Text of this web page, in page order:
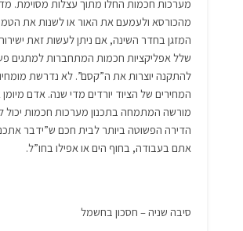
מערכות חכמות החלו מתוך עצלות מסוימת.
מהכורסא ולעמעם את האור או לשנות את
המזגן בחדר השינה, אם ניתן לעשות זאת
שלל אפליקציות חכמות המתחברות למתגים
להתקנה יוצרות את ה”קסם”. לא נדרשת
המחירים של הציוד יורדים מדי שנה. אדם מיומן
מורשה המתמחה בתכנון מערכות חכמות יכול
הדירה הפשוטה ביותר לבית חכם ש”ידבר
אתם בעבודה, בחוף הים או אפילו בחו”ל.
סיבה שניה – חסכון בחשמל